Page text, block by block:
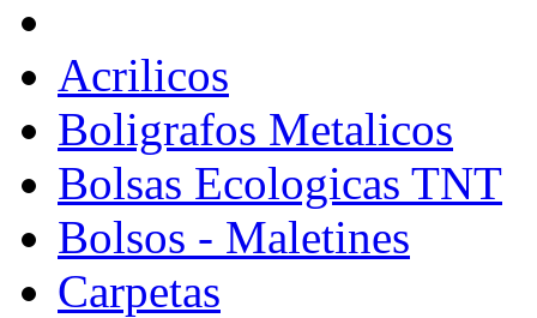
Acrilicos
Boligrafos Metalicos
Bolsas Ecologicas TNT
Bolsos - Maletines
Carpetas